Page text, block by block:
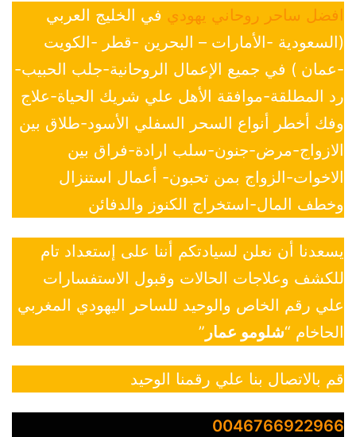
افضل ساحر روحاني يهودي في الخليج العربي
(السعودية -الأمارات – البحرين -قطر -الكويت
-عمان ) في جميع الإعمال الروحانية-جلب الحبيب-
رد المطلقة-موافقة الأهل علي شريك الحياة-علاج
وفك أخطر أنواع السحر السفلي الأسود-طلاق بين
الازواج-مرض-جنون-سلب ارادة-فراق بين
الاخوات-الزواج بمن تحبون- أعمال استنزال
وخطف المال-استخراج الكنوز والدفائن
يسعدنا أن نعلن لسيادتكم أننا على إستعداد تام
للكشف وعلاجات الحالات وقبول الاستفسارات
علي رقم الخاص والوحيد للساحر اليهودي المغربي
الحاخام “شلومو عمار ”
قم بالاتصال بنا علي رقمنا الوحيد
0046766922966